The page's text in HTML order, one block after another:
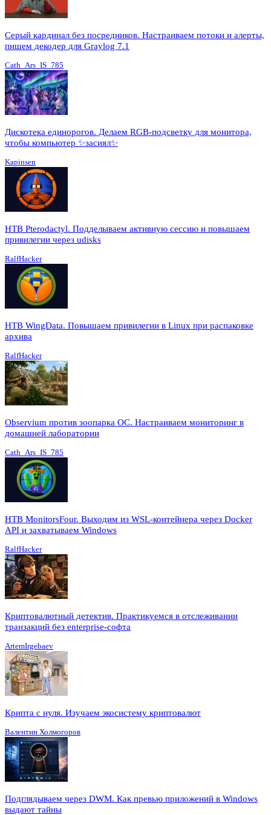
Серый кардинал без посредников. Настраиваем потоки и алерты,
пишем декодер для Graylog 7.1
Cath_Ars_IS_785
Дискотека единорогов. Делаем RGB-подсветку для монитора,
чтобы компьютер ✨засиял✨
Kapinsen
HTB Pterodactyl. Подделываем активную сессию и повышаем
привилегии через udisks
RalfHacker
HTB WingData. Повышаем привилегии в Linux при распаковке
архива
RalfHacker
Observium против зоопарка ОС. Настраиваем мониторинг в
домашней лаборатории
Cath_Ars_IS_785
HTB MonitorsFour. Выходим из WSL-контейнера через Docker
API и захватываем Windows
RalfHacker
Криптовалютный детектив. Практикуемся в отслеживании
транзакций без enterprise-софта
ArtemIrgebaev
Крипта с нуля. Изучаем экосистему криптовалют
Валентин Холмогоров
Подглядываем через DWM. Как превью приложений в Windows
выдают тайны